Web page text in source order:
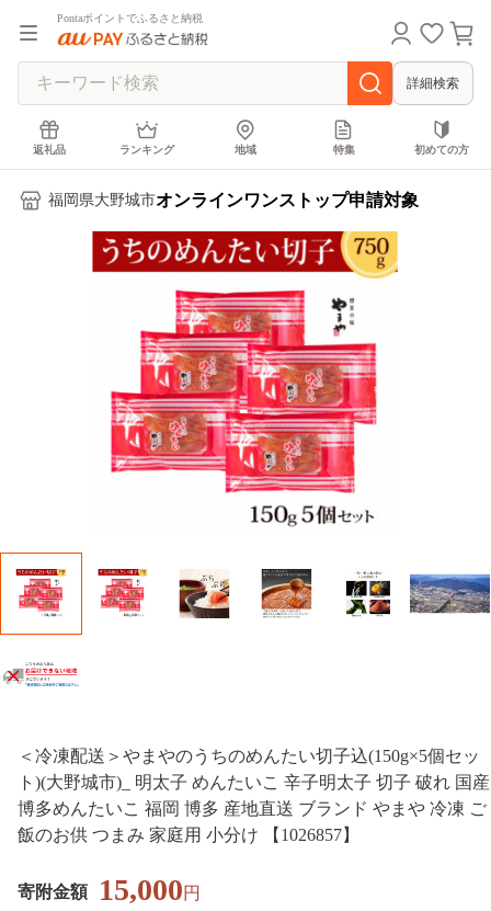
Pontaポイントでふるさと納税
詳細検索
返礼品 ランキング 地域 特集 初めての方
福岡県大野城市オンラインワンストップ申請対象
＜冷凍配送＞やまやのうちのめんたい切子込(150g×5個セッ
ト)(大野城市)_ 明太子 めんたいこ 辛子明太子 切子 破れ 国産
博多めんたいこ 福岡 博多 産地直送 ブランド やまや 冷凍 ご
飯のお供 つまみ 家庭用 小分け 【1026857】
寄附金額 15,000円